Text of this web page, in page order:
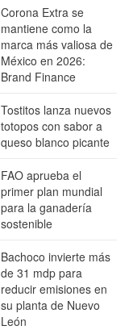
Corona Extra se
mantiene como la
marca más valiosa de
México en 2026:
Brand Finance
Tostitos lanza nuevos
totopos con sabor a
queso blanco picante
FAO aprueba el
primer plan mundial
para la ganadería
sostenible
Bachoco invierte más
de 31 mdp para
reducir emisiones en
su planta de Nuevo
León